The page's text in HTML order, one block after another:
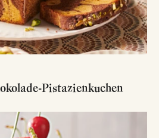
Pistazienkuchen